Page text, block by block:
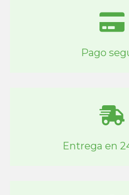
Pago
Entrega en